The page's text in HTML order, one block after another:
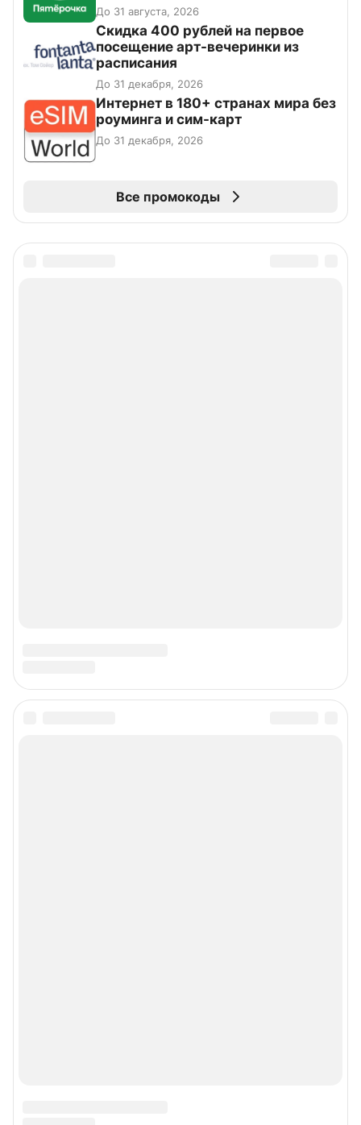
До 31 августа, 2026
Cкидка 400 рублей на первое
посещение арт-вечеринки из
расписания
До 31 декабря, 2026
Интернет в 180+ странах мира без
роуминга и сим-карт
До 31 декабря, 2026
Все промокоды